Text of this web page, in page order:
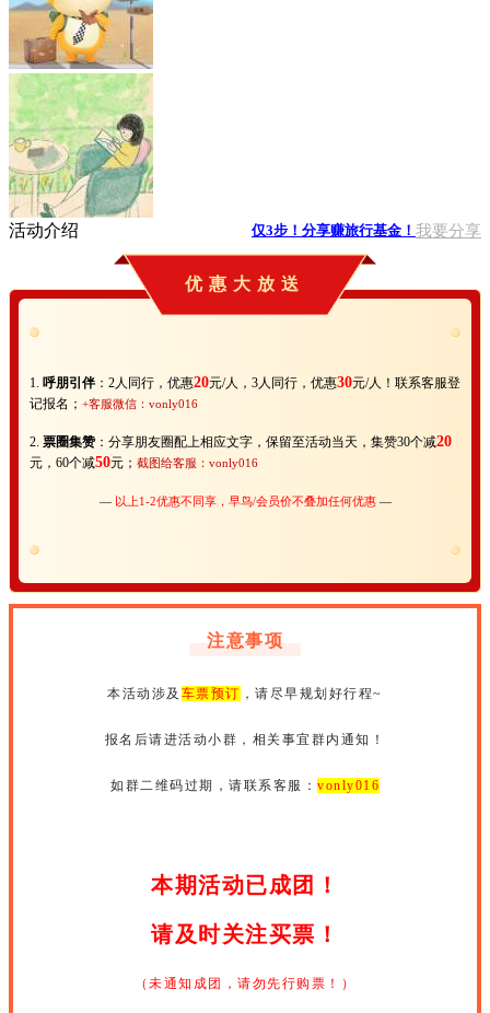
活动介绍 我要分享
仅3步！分享赚旅行基金！
优惠大放送
1. 呼朋引伴 ： 2人同行，优惠20元/人，3人同行，优惠30元/人！联系客服登
记报名 ； +客服微信：vonly016
2. 票圈集赞：分享朋友圈配上相应文字，保留至活动当天，集赞30个减20
元，60个减50元； 截图给客服：vonly016
— 以上1-2优惠不同享，早鸟/会员价不叠加任何优惠—
注意事项
本活动涉及 车票预订 ，请尽早规划好行程~
报名后请进活动小群，相关事宜群内通知！
如群二维码过期，请联系客服： vonly016
本期活动已成团！
请及时关注买票！
（未通知成团，请勿先行购票！）